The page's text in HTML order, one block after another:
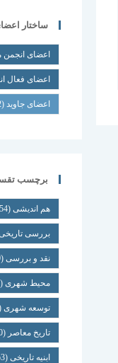
ساختار
اعضای انجمن
اعضای فعال
اعضای جاوید(22)
برچسب
هم اندیشی(154)
بررسی
نقد و بررسی(79)
محیط شهری(67)
توسعه شهری
تاریخ معاصر (60)
ابنیه تاریخی(53)